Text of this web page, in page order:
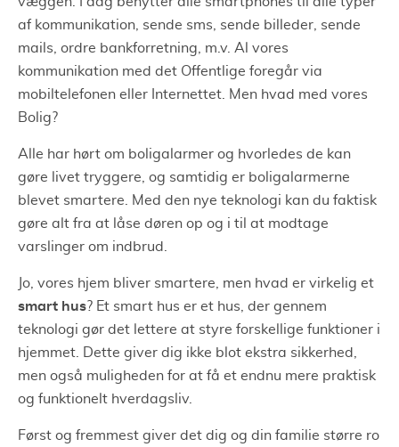
af kommunikation, sende sms, sende billeder, sende
mails, ordre bankforretning, m.v. Al vores
kommunikation med det Offentlige foregår via
mobiltelefonen eller Internettet. Men hvad med vores
Bolig?
Alle har hørt om boligalarmer og hvorledes de kan
gøre livet tryggere, og samtidig er boligalarmerne
blevet smartere. Med den nye teknologi kan du faktisk
gøre alt fra at låse døren op og i til at modtage
varslinger om indbrud.
Jo, vores hjem bliver smartere, men hvad er virkelig et
smart hus? Et smart hus er et hus, der gennem
teknologi gør det lettere at styre forskellige funktioner i
hjemmet. Dette giver dig ikke blot ekstra sikkerhed,
men også muligheden for at få et endnu mere praktisk
og funktionelt hverdagsliv.
Først og fremmest giver det dig og din familie større ro